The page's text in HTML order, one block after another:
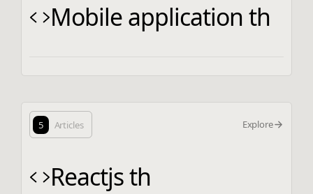
Mobile application th
5 Articles Explore
Reactjs th